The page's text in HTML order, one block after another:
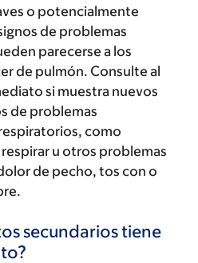
o potencialmente
de problemas
parecerse a los
de pulmón. Consulte al
si muestra nuevos
de problemas
como
u otros problemas
de pecho, tos con o
secundarios tiene